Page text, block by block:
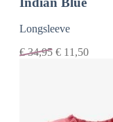
Longsleeve
€34,95 € 11,50